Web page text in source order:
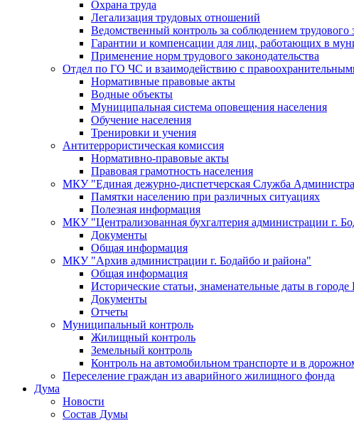
Охрана труда
Легализация трудовых отношений
Ведомственный контроль за соблюдением трудового
Гарантии и компенсации для лиц, работающих в
Применение норм трудового законодательства
Отдел по ГО ЧС и взаимодействию с
Нормативные правовые акты
Водные объекты
Муниципальная система оповещения населения
Обучение населения
Тренировки и учения
Антитеррористическая комиссия
Нормативно-правовые акты
Правовая грамотность населения
МКУ "Единая дежурно-диспетчерская Служба
Памятки населению при различных ситуациях
Полезная информация
МКУ "Централизованная бухгалтерия администрации г.
Документы
Общая информация
МКУ "Архив администрации г. Бодайбо и района"
Общая информация
Исторические статьи, знаменательные даты в
Документы
Отчеты
Муниципальный контроль
Жилищный контроль
Земельный контроль
Контроль на автомобильном транспорте и в
Переселение граждан из аварийного жилищного фонда
Дума
Новости
Состав Думы